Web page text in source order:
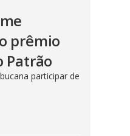
prêmio
Patrão
participar de